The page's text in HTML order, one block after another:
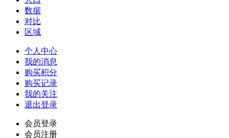
数据
对比
区域
个人中心
我的消息
购买积分
购买记录
我的关注
退出登录
会员登录
会员注册